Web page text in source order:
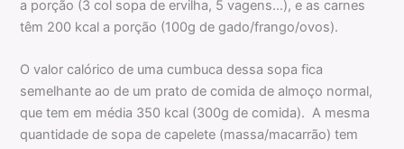
a porção (3 col sopa de ervilha, 5 vagens…), e as carnes
têm 200 kcal a porção (100g de gado/frango/ovos).
O valor calórico de uma cumbuca dessa sopa fica
semelhante ao de um prato de comida de almoço normal,
que tem em média 350 kcal (300g de comida). A mesma
quantidade de sopa de capelete (massa/macarrão) tem